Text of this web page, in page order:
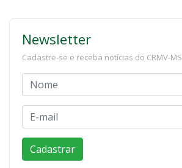
Newsletter
Cadastre-se e receba notícias do CRMV-MS